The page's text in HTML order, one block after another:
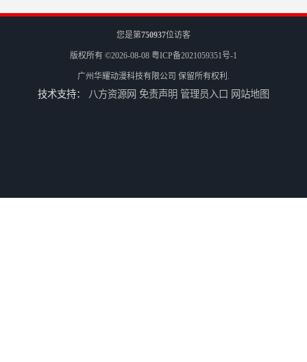
您是第750937位访客
版权所有 ©2026-08-08 粤ICP备2021059351号-1
广州华耀动漫科技有限公司 保留所有权利.
技术支持： 八方资源网 免责声明 管理员入口 网站地图